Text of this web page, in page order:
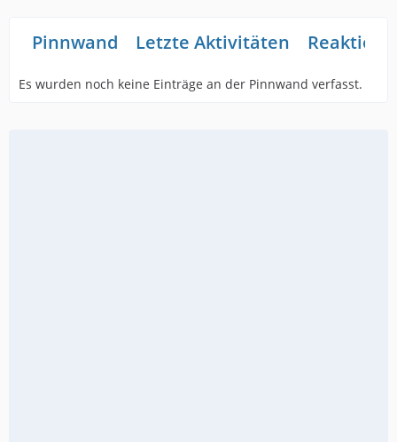
Pinnwand Letzte Aktivitäten
Es wurden noch keine Einträge an der Pinnwand verfasst.